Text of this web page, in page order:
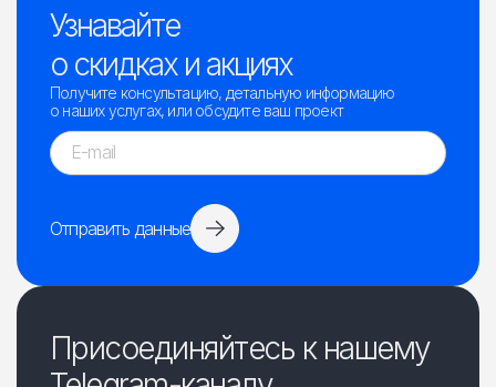
Узнавайте
о скидках и акциях
Получите консультацию, детальную информацию
о наших услугах, или обсудите ваш проект
Отправить данные
Присоединяйтесь к нашему